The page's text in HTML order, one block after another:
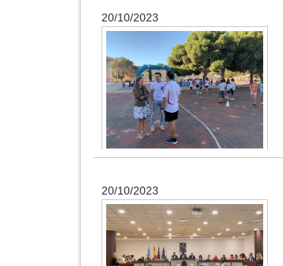
20/10/2023
20/10/2023